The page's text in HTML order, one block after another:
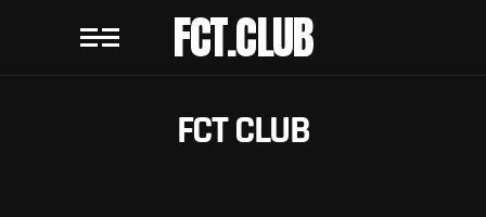
FCT.CLUB
FCT CLUB